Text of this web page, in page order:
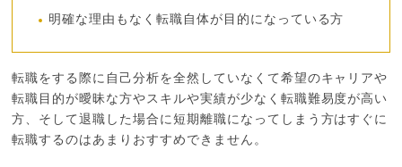
明確な理由もなく転職自体が目的になっている方
転職をする際に自己分析を全然していなくて希望のキャリアや
転職目的が曖昧な方やスキルや実績が少なく転職難易度が高い
方、そして退職した場合に短期離職になってしまう方はすぐに
転職するのはあまりおすすめできません。